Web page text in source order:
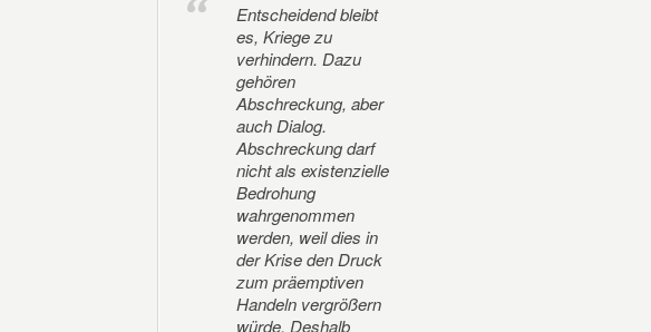
Entscheidend bleibt
es, Kriege zu
verhindern. Dazu
gehören
Abschreckung, aber
auch Dialog.
Abschreckung darf
nicht als existenzielle
Bedrohung
wahrgenommen
werden, weil dies in
der Krise den Druck
zum präemptiven
Handeln vergrößern
würde. Deshalb